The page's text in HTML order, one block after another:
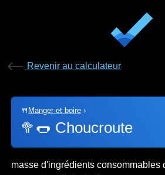
Revenir au calculateur
🍴 Manger et boire ›
🥦🌭 Choucroute
masse d'ingrédients consommables